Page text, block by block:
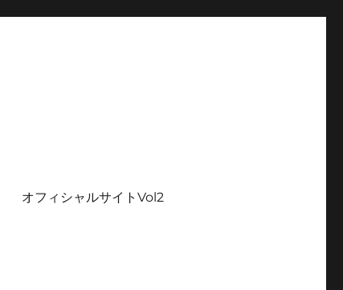
オフィシャルサイトVol2